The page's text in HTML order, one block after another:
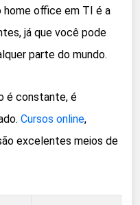
home office em TI é a
já que você pode
parte do mundo.
é constante, é
Cursos online,
excelentes meios de